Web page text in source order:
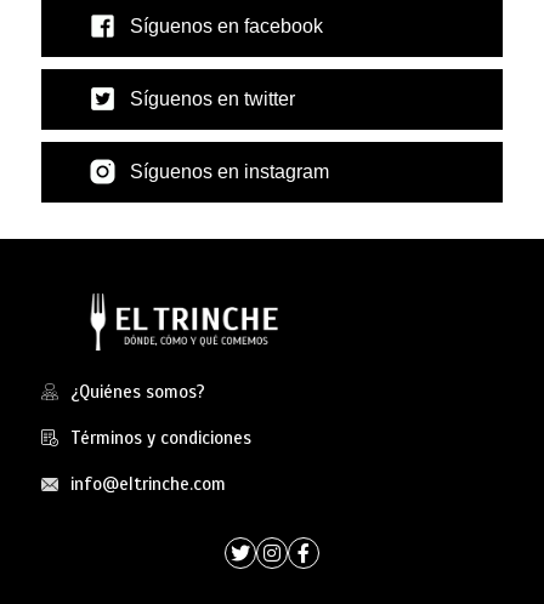
Síguenos en facebook
Síguenos en twitter
Síguenos en instagram
¿Quiénes somos?
Términos y condiciones
info@eltrinche.com